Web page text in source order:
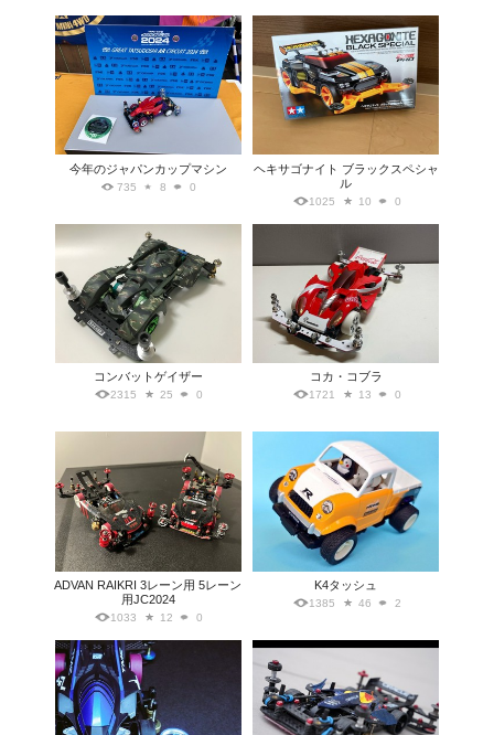
今年のジャパンカップマシン
735 8 0
ヘキサゴナイト ブラックスペシャ
ル
1025 10 0
コンバットゲイザー
2315 25 0
コカ・コブラ
1721 13 0
ADVAN RAIKRI 3レーン用 5レーン
用JC2024
1033 12 0
K4タッシュ
1385 46 2